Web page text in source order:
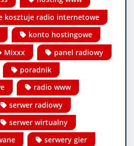
kosztuje radio internetowe
konto hostingowe
Mixxx
panel radiowy
poradnik
radio www
serwer radiowy
serwer wirtualny
serwery gier